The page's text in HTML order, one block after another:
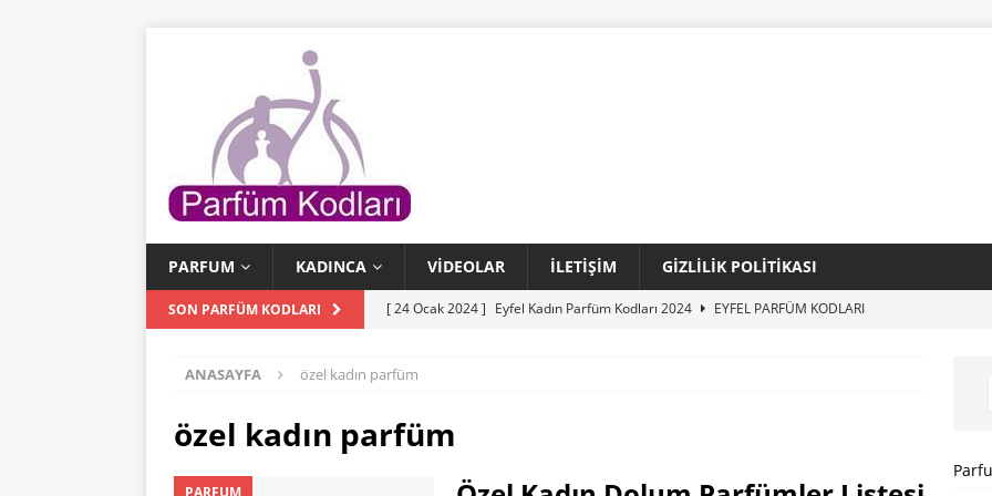
PARFUM KADINCA VIDEOLAR İLETIŞIM GIZLILIK POLITIKASI
SON PARFÜM KODLARI [ 24 Ocak 2024 ] Eyfel Kadın Parfüm Kodları 2024
EYFEL PARFÜM KODLARI
KODLARI
[ 23 Ocak 2024 ]
ANASAYFA özel kadın parfüm
özel kadın parfüm
PARFUM